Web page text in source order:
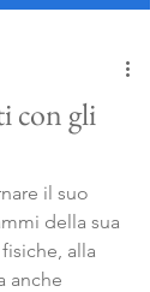
con gli
il suo
della sua
alla
anche